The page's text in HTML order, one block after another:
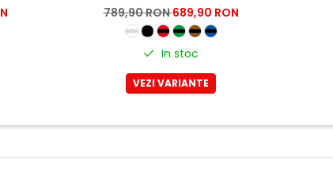
789,90 RON689,90 RON
In stoc
VEZI VARIANTE